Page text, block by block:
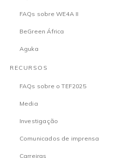
FAQs sobre WE4A II
BeGreen África
Aguka
RECURSOS
FAQs sobre o TEF2025
Media
Investigação
Comunicados de imprensa
Carreiras